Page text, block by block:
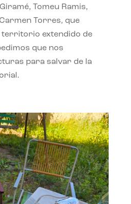
Tomeu Ramis,
Torres, que
territorio extendido de
que nos
para salvar de la